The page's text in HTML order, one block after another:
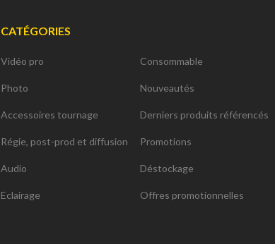
CATÉGORIES
Vidéo pro
Photo
Accessoires tournage
Régie, post-prod et diffusion
Audio
Eclairage
Consommable
Nouveautés
Derniers produits référencés
Promotions
Déstockage
Offres promotionnelles